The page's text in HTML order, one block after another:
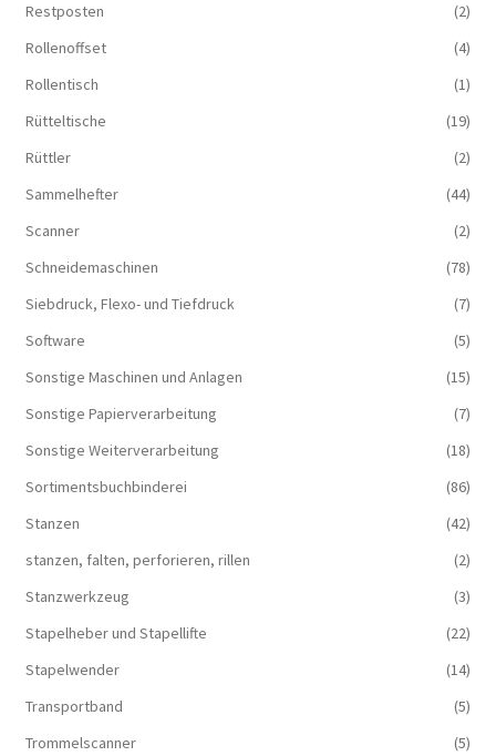
Restposten
(2)
Rollenoffset
(4)
Rollentisch
(1)
Rütteltische
(19)
Rüttler
(2)
Sammelhefter
(44)
Scanner
(2)
Schneidemaschinen
(78)
Siebdruck, Flexo- und Tiefdruck
(7)
Software
(5)
Sonstige Maschinen und Anlagen
(15)
Sonstige Papierverarbeitung
(7)
Sonstige Weiterverarbeitung
(18)
Sortimentsbuchbinderei
(86)
Stanzen
(42)
stanzen, falten, perforieren, rillen
(2)
Stanzwerkzeug
(3)
Stapelheber und Stapellifte
(22)
Stapelwender
(14)
Transportband
(5)
Trommelscanner
(5)